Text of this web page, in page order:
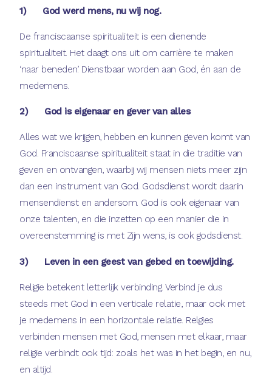
1) God werd mens, nu wij nog.
De franciscaanse spiritualiteit is een dienende
spiritualiteit. Het daagt ons uit om carrière te maken
‘naar beneden’. Dienstbaar worden aan God, én aan de
medemens.
2) God is eigenaar en gever van alles
Alles wat we krijgen, hebben en kunnen geven komt van
God. Franciscaanse spiritualiteit staat in die traditie van
geven en ontvangen, waarbij wij mensen niets meer zijn
dan een instrument van God. Godsdienst wordt daarin
mensendienst en andersom. God is ook eigenaar van
onze talenten, en die inzetten op een manier die in
overeenstemming is met Zijn wens, is ook godsdienst.
3) Leven in een geest van gebed en toewijding.
Religie betekent letterlijk verbinding. Verbind je dus
steeds met God in een verticale relatie, maar ook met
je medemens in een horizontale relatie. Relgies
verbinden mensen met God, mensen met elkaar, maar
religie verbindt ook tijd: zoals het was in het begin, en nu,
en altijd.